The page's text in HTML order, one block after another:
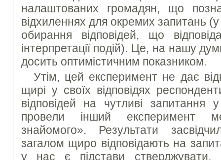
налаштованих громадян, що
відхиленнях для окремих запитань
обирання відповідей, що
інтерпретації подій). Це, на нашу
досить оптимістичним показником.
Утім, цей експеримент не дає
щирі у своїх відповідях
відповідей на чутливі
провели інший експеримент
знайомого». Результати
загалом щиро відповідають на
у нас є підстави стверджувати,